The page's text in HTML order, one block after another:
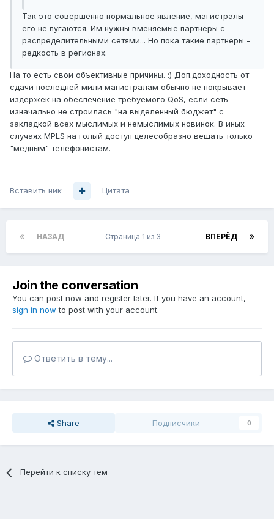
Так это совершенно нормальное явление, магистралы
его не пугаются. Им нужны вменяемые партнеры с
распределительными сетями... Но пока такие партнеры -
редкость в регионах.
На то есть свои объективные причины. :) Доп.доходность от
сдачи последней мили магистралам обычно не покрывает
издержек на обеспечение требуемого QoS, если сеть
изначально не строилась "на выделенный бюджет" с
закладкой всех мыслимых и немыслимых новинок. В иных
случаях MPLS на голый доступ целесобразно вешать только
"медным" телефонистам.
Вставить ник Цитата
НАЗАД ВПЕРЁД
Страница 1 из 3
Join the conversation
You can post now and register later. If you have an account,
sign in now to post with your account.
Ответить в тему...
Share Подписчики 0
Перейти к списку тем